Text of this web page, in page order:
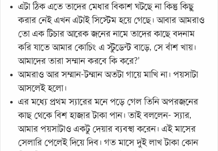
এটা ঠিক এতে তাদের মেধার বিকাশ ঘটছে না কিন্তু কিছু
করার নেই এখন এটাই সিস্টেম হয়ে গেছে। আবার আমরাও
তো এক টিচার আরেক জনের নামে তাদের কাছে বদনাম
করি যাতে আমার কোচিং এ স্টুডেন্ট বাড়ে, সে বাঁশ খায়।
আমাদের তারা সম্মান করবে কি করে?’
আমরাও আর সম্মান-টম্মান অতটা গায়ে মাখি না। পয়সাটা
আসলেই হলো।
এর মধ্যে প্রথম স্যারের মনে পড়ে গেল তিনি অপরজনের
কাছ থেকে বিশ হাজার টাকা পান। তাই বললেন- স্যার,
আমার পয়সাটাও একটু দেয়ার ব্যবস্থা করেন। এই মাসের
সেলারি পেলেই দিয়ে দিব। গত মাসে দুই লাখ টাকা কোন